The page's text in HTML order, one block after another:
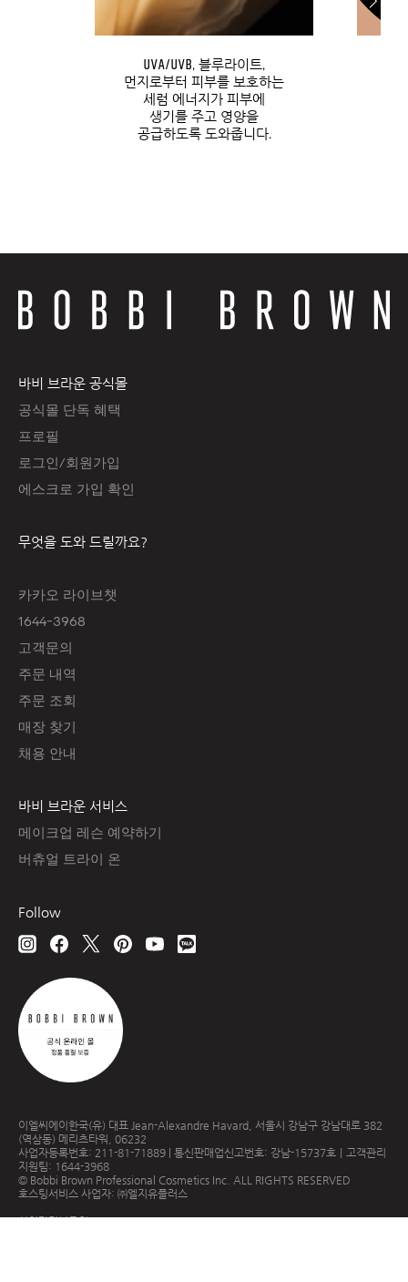
UVA/UVB, 블루라이트,
먼지로부터 피부를 보호하는
세럼 에너지가 피부에
생기를 주고 영양을
공급하도록 도와줍니다.
바비 브라운 공식몰
공식몰 단독 혜택
프로필
로그인/회원가입
에스크로 가입 확인
무엇을 도와 드릴까요?
카카오 라이브챗
1644-3968
고객문의
주문 내역
주문 조회
매장 찾기
채용 안내
바비 브라운 서비스
메이크업 레슨 예약하기
버츄얼 트라이 온
Follow
이엘씨에이한국(유) 대표 Jean-Alexandre Havard, 서울시 강남구 강남대로 382
(역삼동) 메리츠타워, 06232
사업자등록번호: 211-81-71889 | 통신판매업신고번호: 강남-15737호｜고객관리
지원팀: 1644-3968
© Bobbi Brown Professional Cosmetics Inc. ALL RIGHTS RESERVED
호스팅서비스 사업자: ㈜엘지유플러스
사업자정보조회